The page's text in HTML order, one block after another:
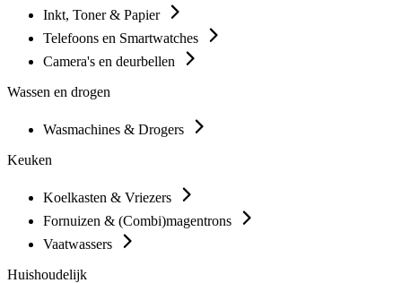
Inkt, Toner & Papier
Telefoons en Smartwatches
Camera's en deurbellen
Wassen en drogen
Wasmachines & Drogers
Keuken
Koelkasten & Vriezers
Fornuizen & (Combi)magentrons
Vaatwassers
Huishoudelijk